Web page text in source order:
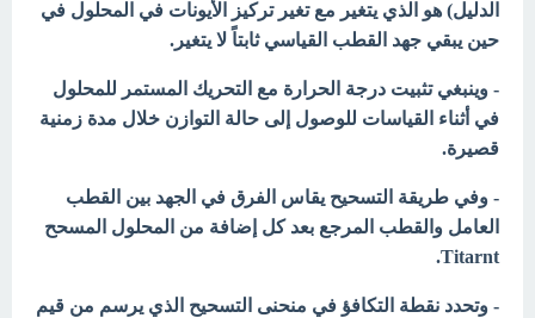
الدليل) هو الذي يتغير مع تغير تركيز الأيونات في المحلول في
حين يبقي جهد القطب القياسي ثابتاً لا يتغير.
- وينبغي تثبيت درجة الحرارة مع التحريك المستمر للمحلول
في أثناء القياسات للوصول إلى حالة التوازن خلال مدة زمنية
قصيرة.
- وفي طريقة التسحيح يقاس الفرق في الجهد بين القطب
العامل والقطب المرجع بعد كل إضافة من المحلول المسحح
Titarnt.
- وتحدد نقطة التكافؤ في منحنى التسحيح الذي يرسم من قيم